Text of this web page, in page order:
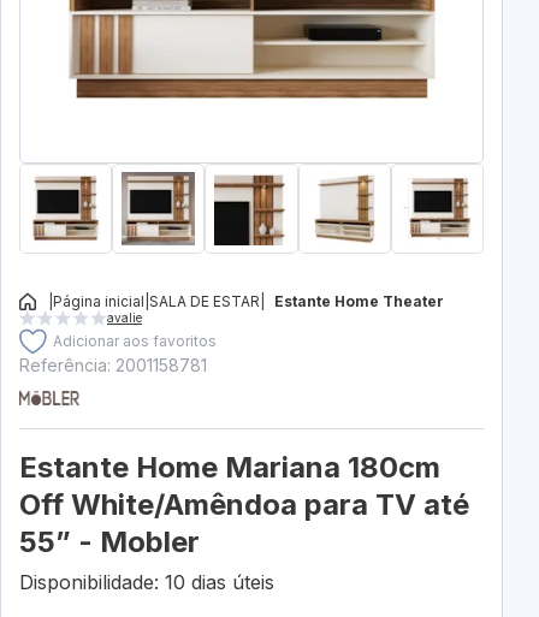
Página inicial SALA DE ESTAR Estante Home Theater
avalie
Adicionar aos favoritos
Referência: 2001158781
Estante Home Mariana 180cm
Off White/Amêndoa para TV até
55” - Mobler
Disponibilidade: 10 dias úteis